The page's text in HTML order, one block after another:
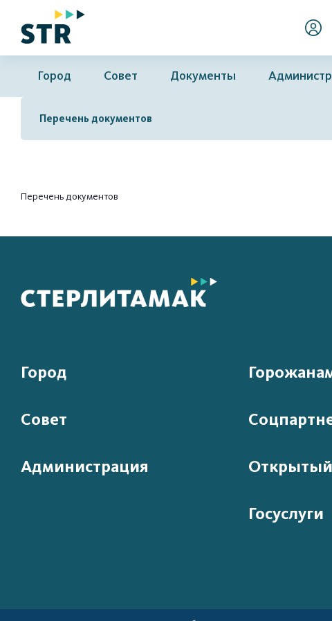
Город Совет Документы
Перечень документов
Перечень документов
Город
Совет
Администрация
Госуслуги